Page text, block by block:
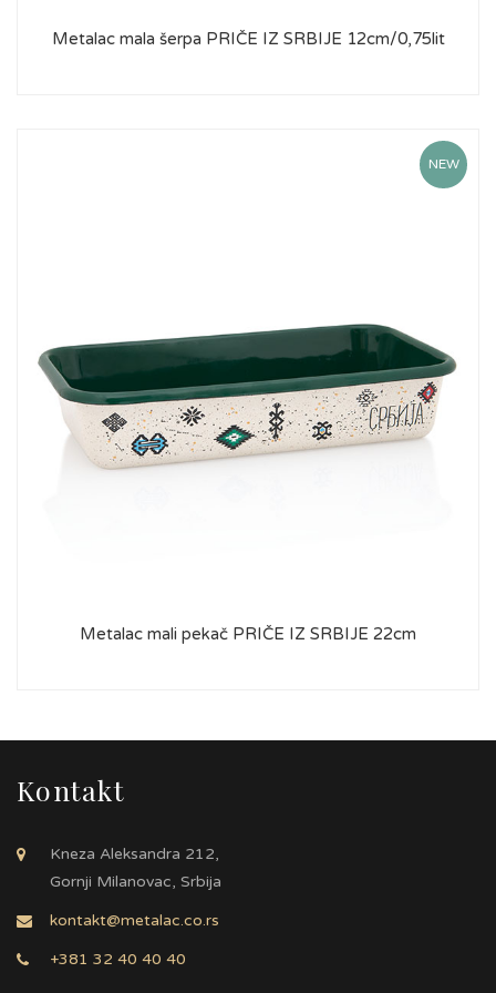
Metalac mala šerpa PRIČE IZ SRBIJE 12cm/0,75lit
NEW
Metalac mali pekač PRIČE IZ SRBIJE 22cm
Kontakt
Kneza Aleksandra 212,
Gornji Milanovac, Srbija
kontakt@metalac.co.rs
+381 32 40 40 40